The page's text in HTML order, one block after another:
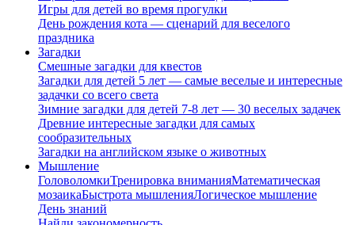
Игры для детей во время прогулки
День рождения кота — сценарий для веселого
праздника
Загадки
Смешные загадки для квестов
Загадки для детей 5 лет — самые веселые и интересные
задачки со всего света
Зимние загадки для детей 7-8 лет — 30 веселых задачек
Древние интересные загадки для самых
сообразительных
Загадки на английском языке о животных
Мышление
ГоловоломкиТренировка вниманияМатематическая
мозаикаБыстрота мышленияЛогическое мышление
День знаний